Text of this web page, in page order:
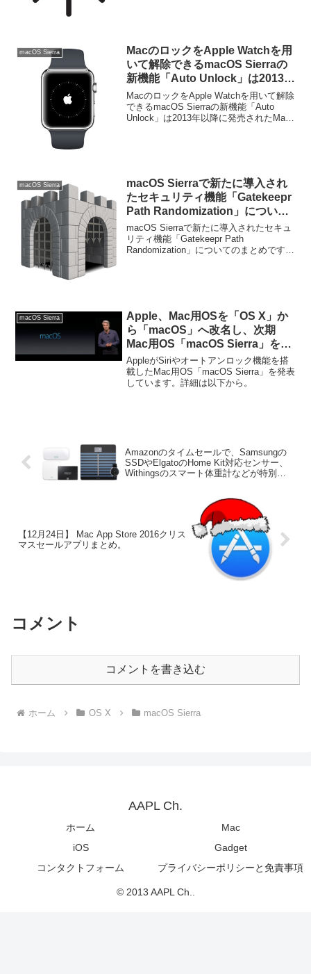
macOS Sierra
MacのロックをApple Watchを用
いて解除できるmacOS Sierraの
新機能「Auto Unlock」は2013年
以降に発売されたMacで利用可能
に。
MacのロックをApple Watchを用いて解除
できるmacOS Sierraの新機能「Auto
Unlock」は2013年以降に発売されたMac
macOS Sierra
macOS Sierraで新たに導入され
たセキュリティ機能「Gatekeepr
Path Randomization」につい
て。
macOS Sierraで新たに導入されたセキュ
リティ機能「Gatekeepr Path
Randomization」についてのまとめです。
macOS Sierra
Apple、Mac用OSを「OS X」か
ら「macOS」へ改名し、次期
Mac用OS「macOS Sierra」を発
表。
AppleがSiriやオートアンロック機能を搭
載したMac用OS「macOS Sierra」を発表
しています。詳細は以下から。
Amazonのタイムセールで、Samsungの
SSDやElgatoのHome Kit対応センサー、
Withingsのスマート体重計などが特別価
【12月24日】 Mac App Store 2016クリス
マスセールアプリまとめ。
コメント
コメントを書き込む
ホーム OS X macOS Sierra
AAPL Ch.
ホーム
Mac
iOS
Gadget
コンタクトフォーム
プライバシーポリシーと免責事項
© 2013 AAPL Ch..